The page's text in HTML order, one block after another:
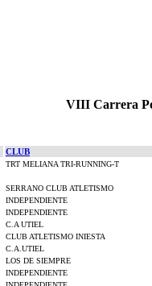
VIII Carrera
CLUB
TRT MELIANA TRI-RUNNING-T
SERRANO CLUB ATLETISMO
INDEPENDIENTE
INDEPENDIENTE
C.A UTIEL
CLUB ATLETISMO INIESTA
C.A.UTIEL
LOS DE SIEMPRE
INDEPENDIENTE